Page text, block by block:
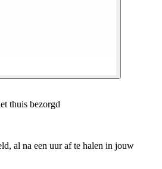
thuis bezorgd
al na een uur af te halen in jouw